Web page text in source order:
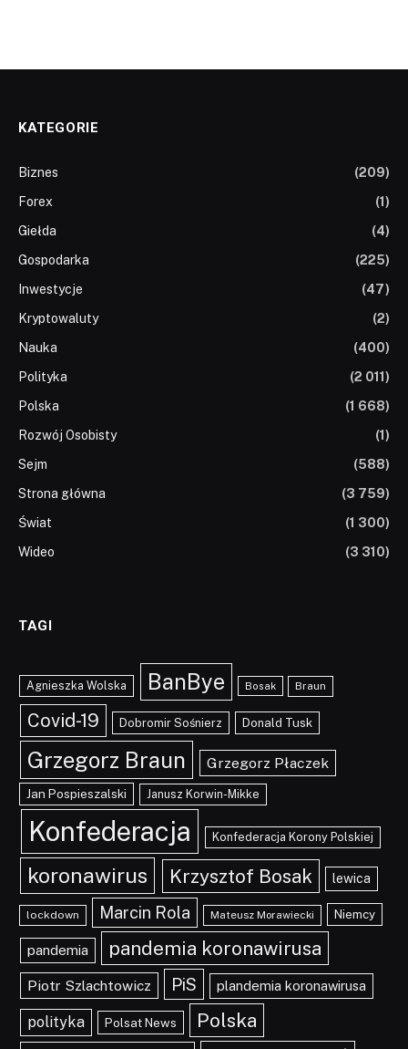
KATEGORIE
Biznes
(209)
Forex
(1)
Giełda
(4)
Gospodarka
(225)
Inwestycje
(47)
Kryptowaluty
(2)
Nauka
(400)
Polityka
(2 011)
Polska
(1 668)
Rozwój Osobisty
(1)
Sejm
(588)
Strona główna
(3 759)
Świat
(1 300)
Wideo
(3 310)
TAGI
Agnieszka Wolska BanBye Bosak Braun
Covid-19 Dobromir Sośnierz Donald Tusk
Grzegorz Braun Grzegorz Płaczek
Jan Pospieszalski Janusz Korwin-Mikke
Konfederacja Konfederacja Korony Polskiej
koronawirus Krzysztof Bosak lewica
lockdown Marcin Rola Mateusz Morawiecki Niemcy
pandemia pandemia koronawirusa
Piotr Szlachtowicz PiS plandemia koronawirusa
polityka Polsat News Polska